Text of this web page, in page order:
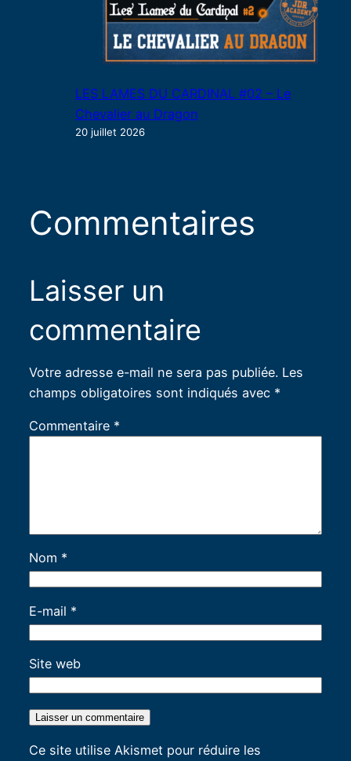
LES LAMES DU CARDINAL #02 – Le
Chevalier au Dragon
20 juillet 2026
Commentaires
Laisser un
commentaire
Votre adresse e-mail ne sera pas publiée. Les
champs obligatoires sont indiqués avec *
Commentaire *
Nom *
E-mail *
Site web
Ce site utilise Akismet pour réduire les